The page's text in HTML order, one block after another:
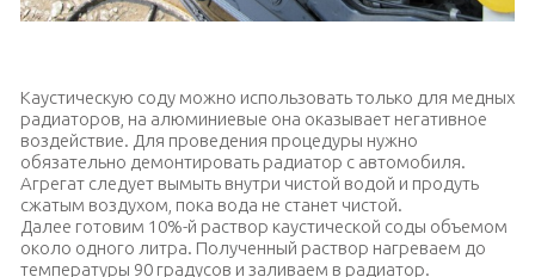
Каустическую соду можно использовать только для медных
радиаторов, на алюминиевые она оказывает негативное
воздействие. Для проведения процедуры нужно
обязательно демонтировать радиатор с автомобиля.
Агрегат следует вымыть внутри чистой водой и продуть
сжатым воздухом, пока вода не станет чистой.
Далее готовим 10%-й раствор каустической соды объемом
около одного литра. Полученный раствор нагреваем до
температуры 90 градусов и заливаем в радиатор.